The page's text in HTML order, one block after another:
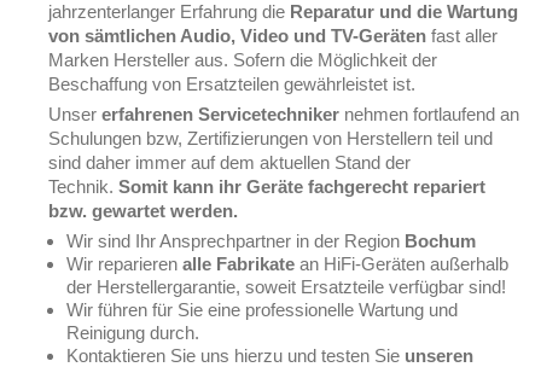
jahrzenterlanger Erfahrung die Reparatur und die Wartung
von sämtlichen Audio, Video und TV-Geräten fast aller
Marken Hersteller aus. Sofern die Möglichkeit der
Beschaffung von Ersatzteilen gewährleistet ist.
Unser erfahrenen Servicetechniker nehmen fortlaufend an
Schulungen bzw, Zertifizierungen von Herstellern teil und
sind daher immer auf dem aktuellen Stand der
Technik. Somit kann ihr Geräte fachgerecht repariert
bzw. gewartet werden.
Wir sind Ihr Ansprechpartner in der Region Bochum
Wir reparieren alle Fabrikate an HiFi-Geräten außerhalb
der Herstellergarantie, soweit Ersatzteile verfügbar sind!
Wir führen für Sie eine professionelle Wartung und
Reinigung durch.
Kontaktieren Sie uns hierzu und testen Sie unseren